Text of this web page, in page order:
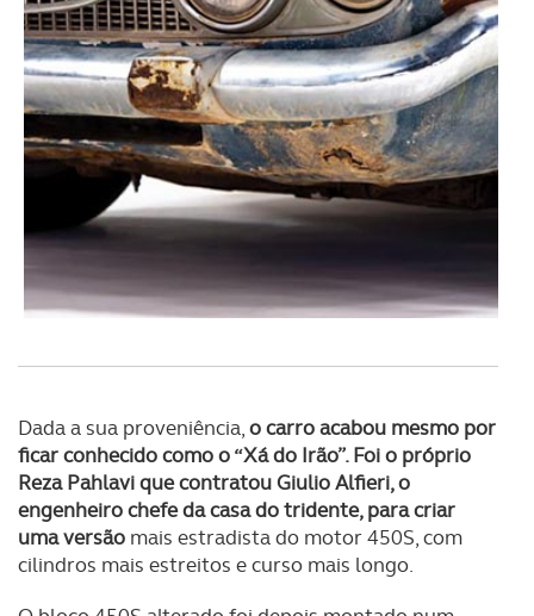
Dada a sua proveniência,o carro acabou mesmo por
ficar conhecido como o “Xá do Irão”. Foi o próprio
Reza Pahlavi que contratou Giulio Alfieri, o
engenheiro chefe da casa do tridente, para criar
uma versão mais estradista do motor 450S, com
cilindros mais estreitos e curso mais longo.